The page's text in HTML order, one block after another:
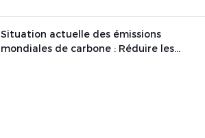
Situation actuelle des émissions
mondiales de carbone : Réduire les